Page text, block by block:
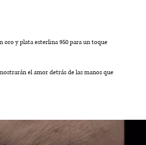
oro y plata esterlina 950 para un toque
el amor detrás de las manos que